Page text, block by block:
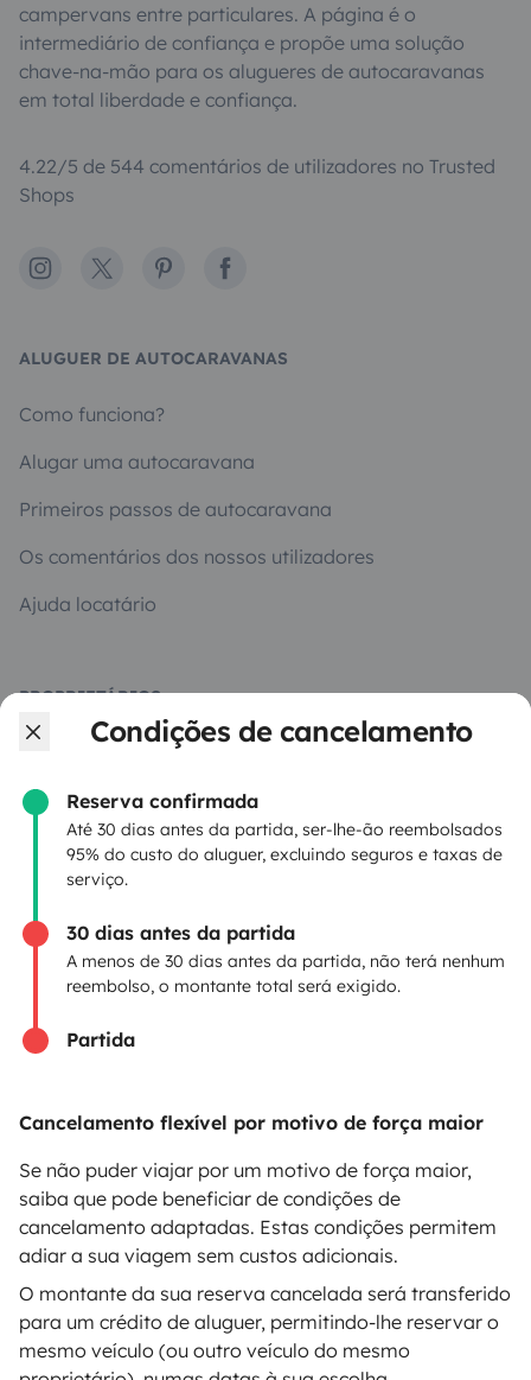
Condições de cancelamento
Reserva confirmada
Até 30 dias antes da partida, ser-lhe-ão reembolsados
95% do custo do aluguer, excluindo seguros e taxas de
serviço.
30 dias antes da partida
A menos de 30 dias antes da partida, não terá nenhum
reembolso, o montante total será exigido.
Partida
Cancelamento flexível por motivo de força maior
Se não puder viajar por um motivo de força maior,
saiba que pode beneficiar de condições de
cancelamento adaptadas. Estas condições permitem
adiar a sua viagem sem custos adicionais.
O montante da sua reserva cancelada será transferido
para um crédito de aluguer, permitindo-lhe reservar o
mesmo veículo (ou outro veículo do mesmo
campervans entre particulares. A página é o
intermediário de confiança e propõe uma solução
chave-na-mão para os alugueres de autocaravanas
em total liberdade e confiança.
4.22/5 de 544 comentários de utilizadores no Trusted
Shops
Instagram
X PinterestFacebook
ALUGUER DE AUTOCARAVANAS
Como funciona?
Alugar uma autocaravana
Primeiros passos de autocaravana
Os comentários dos nossos utilizadores
Ajuda locatário
PROPRIETÁRIOS
Contrato de aluguer
Seguro de aluguer
Assistências de aluguer
Ajuda proprietário
Pagamento em prestações
Descarregar na
Apple Store
Disponível na
Google Play